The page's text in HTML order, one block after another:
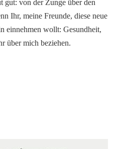
gut: von der Zunge über den
Ihr, meine Freunde, diese neue
einnehmen wollt: Gesundheit,
über mich beziehen.